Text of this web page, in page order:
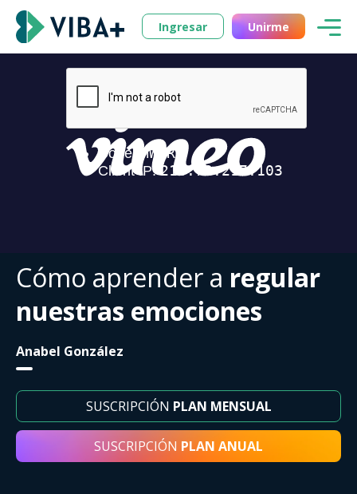
Ingresar Unirme
Cómo aprender a regular
nuestras emociones
Anabel González
SUSCRIPCIÓN PLAN MENSUAL
SUSCRIPCIÓN PLAN ANUAL